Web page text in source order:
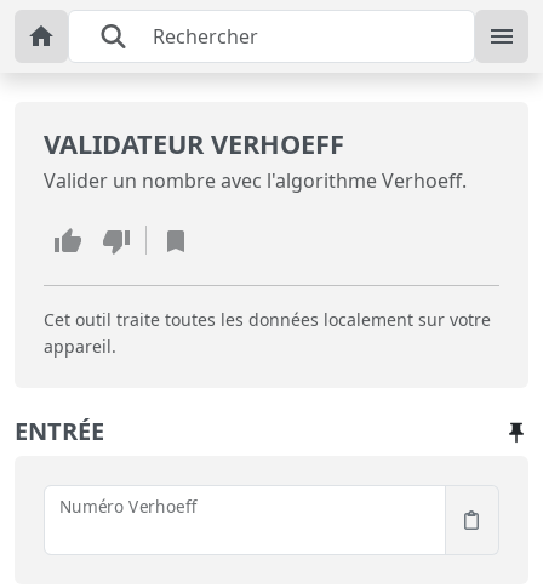
VALIDATEUR VERHOEFF
Valider un nombre avec l'algorithme Verhoeff.
Cet outil traite toutes les données localement sur votre
appareil.
ENTRÉE
Numéro Verhoeff